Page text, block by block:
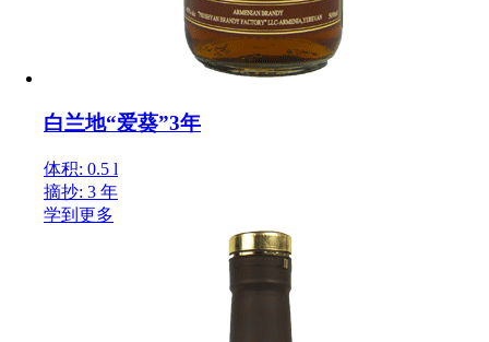
白兰地“爱葵”3年
体积: 0.5 l
摘抄: 3 年
学到更多